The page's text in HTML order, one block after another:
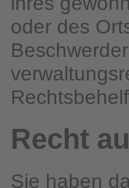
oder des
Recht
Sie haben